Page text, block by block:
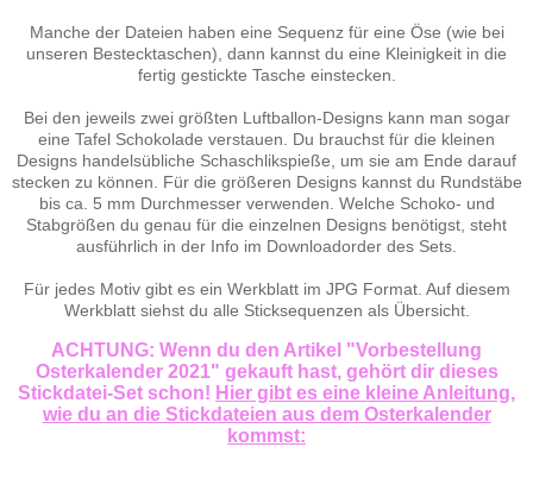
Manche der Dateien haben eine Sequenz für eine Öse (wie bei
unseren Bestecktaschen), dann kannst du eine Kleinigkeit in die
fertig gestickte Tasche einstecken.
Bei den jeweils zwei größten Luftballon-Designs kann man sogar
eine Tafel Schokolade verstauen. Du brauchst für die kleinen
Designs handelsübliche Schaschlikspieße, um sie am Ende darauf
stecken zu können. Für die größeren Designs kannst du Rundstäbe
bis ca. 5 mm Durchmesser verwenden. Welche Schoko- und
Stabgrößen du genau für die einzelnen Designs benötigst, steht
ausführlich in der Info im Downloadorder des Sets.
Für jedes Motiv gibt es ein Werkblatt im JPG Format. Auf diesem
Werkblatt siehst du alle Sticksequenzen als Übersicht.
ACHTUNG: Wenn du den Artikel "Vorbestellung
Osterkalender 2021" gekauft hast, gehört dir dieses
Stickdatei-Set schon! Hier gibt es eine kleine Anleitung,
wie du an die Stickdateien aus dem Osterkalender
kommst: